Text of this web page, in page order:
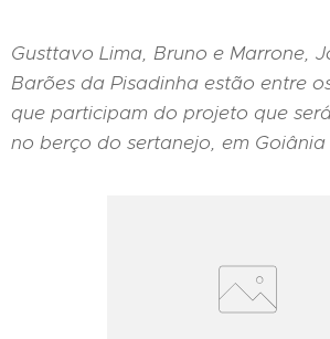
Gusttavo Lima, Bruno e Marrone,
Barões da Pisadinha estão entre
que participam do projeto que
no berço do sertanejo, em Goiânia